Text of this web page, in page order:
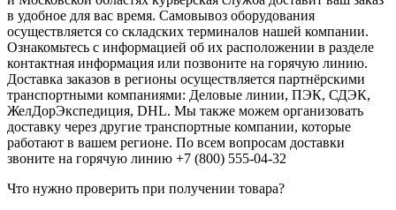
в удобное для вас время. Самовывоз оборудования
осуществляется со складских терминалов нашей компании.
Ознакомьтесь с информацией об их расположении в разделе
контактная информация или позвоните на горячую линию.
Доставка заказов в регионы осуществляется партнёрскими
транспортными компаниями: Деловые линии, ПЭК, СДЭК,
ЖелДорЭкспедиция, DHL. Мы также можем организовать
доставку через другие транспортные компании, которые
работают в вашем регионе. По всем вопросам доставки
звоните на горячую линию +7 (800) 555-04-32
Что нужно проверить при получении товара?